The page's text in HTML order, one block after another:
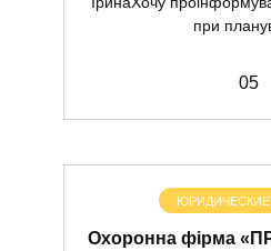
при
05
ЮРИДИЧЕСКИЕ
Охоронна фірма